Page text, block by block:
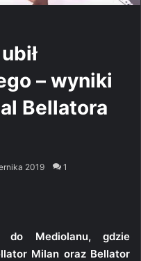
– wyniki
Bellatora
2019 1
do Mediolanu, gdzie
Milan oraz Bellator